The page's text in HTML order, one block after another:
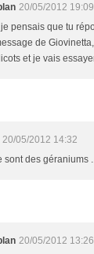
20/05/2012 19:09
pensais que tu
de
et je vais
20/05/2012 14:32
sont des géraniums
20/05/2012 13:26